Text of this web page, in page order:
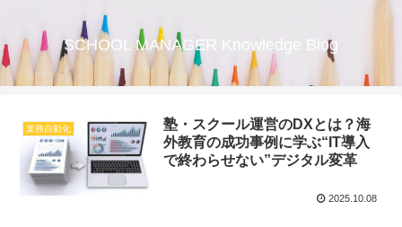
SCHOOL MANAGER Knowledge Blog
業務自動化
塾・スクール運営のDXとは？海
外教育の成功事例に学ぶ“IT導入
で終わらせない”デジタル変革
2025.10.08